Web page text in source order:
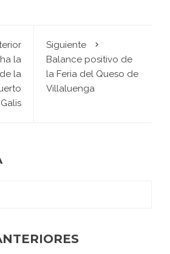
la
la
Galis
Siguiente
Balance positivo de
la Feria del Queso de
Villaluenga